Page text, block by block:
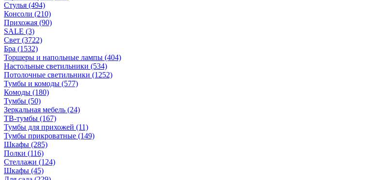
Стулья (494)
Консоли (210)
Прихожая (90)
SALE (3)
Свет (3722)
Бра (1532)
Торшеры и напольные лампы (404)
Настольные светильники (534)
Потолочные светильники (1252)
Тумбы и комоды (577)
Комоды (180)
Тумбы (50)
Зеркальная мебель (24)
ТВ-тумбы (167)
Тумбы для прихожей (11)
Тумбы прикроватные (149)
Шкафы (285)
Полки (116)
Стеллажи (124)
Шкафы (45)